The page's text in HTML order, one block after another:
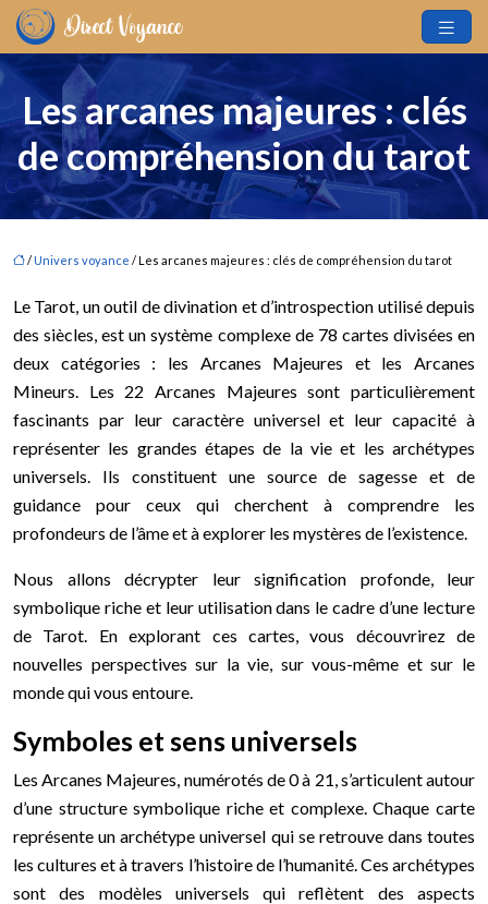
Les arcanes majeures : clés
de compréhension du tarot
/ Univers voyance / Les arcanes majeures : clés de compréhension du tarot
Le Tarot, un outil de divination et d’introspection utilisé depuis
des siècles, est un système complexe de 78 cartes divisées en
deux catégories : les Arcanes Majeures et les Arcanes
Mineurs. Les 22 Arcanes Majeures sont particulièrement
fascinants par leur caractère universel et leur capacité à
représenter les grandes étapes de la vie et les archétypes
universels. Ils constituent une source de sagesse et de
guidance pour ceux qui cherchent à comprendre les
profondeurs de l’âme et à explorer les mystères de l’existence.
Nous allons décrypter leur signification profonde, leur
symbolique riche et leur utilisation dans le cadre d’une lecture
de Tarot. En explorant ces cartes, vous découvrirez de
nouvelles perspectives sur la vie, sur vous-même et sur le
monde qui vous entoure.
Symboles et sens universels
Les Arcanes Majeures, numérotés de 0 à 21, s’articulent autour
d’une structure symbolique riche et complexe. Chaque carte
représente un archétype universel qui se retrouve dans toutes
les cultures et à travers l’histoire de l’humanité. Ces archétypes
sont des modèles universels qui reflètent des aspects